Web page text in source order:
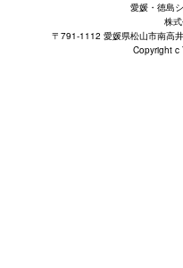
愛媛・徳島
株
〒791-1112 愛媛県松山市南高
Copyright c